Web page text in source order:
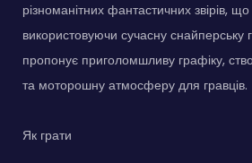
різноманітних фантастичних звірів,
використовуючи сучасну снайперську
пропонує приголомшливу графіку,
та моторошну атмосферу для гравців.
Як грати